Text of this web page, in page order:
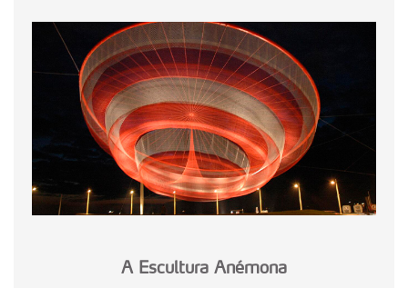
A Escultura Anémona